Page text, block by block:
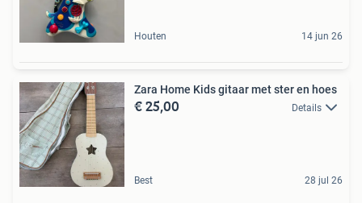
Houten 14 jun 26
Zara Home Kids gitaar met ster en hoes
€ 25,00 Details
Best 28 jul 26